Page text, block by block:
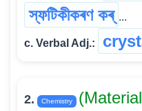
স্ফটিকীকৰণ কৰ্ ...
c. Verbal Adj.:
2. Chemistry